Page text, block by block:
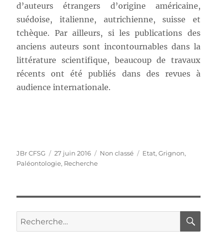
d’auteurs étrangers d’origine américaine,
suédoise, italienne, autrichienne, suisse et
tchèque. Par ailleurs, si les publications des
anciens auteurs sont incontournables dans la
littérature scientifique, beaucoup de travaux
récents ont été publiés dans des revues à
audience internationale.
Auteur
JBr CFSG
Publié
le
27 juin 2016 Catégories
Non classé Étiquettes
Etat,Grignon,
Paléontologie, Recherche
Recherche
pour :